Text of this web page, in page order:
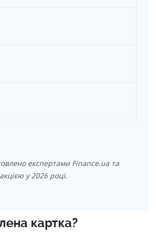
експертами Finance.ua та
у 2026 році.
картка?